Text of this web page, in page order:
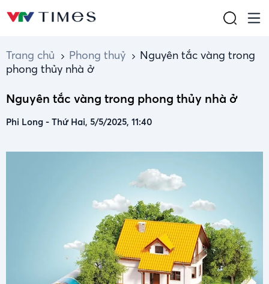
Trang chủ Phong thuỷ
Nguyên tắc vàng trong
phong thủy nhà ở
Nguyên tắc vàng trong phong thủy nhà ở
Phi Long - Thứ Hai, 5/5/2025, 11:40